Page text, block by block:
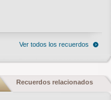
Ver todos los recuerdos
Recuerdos relacionados